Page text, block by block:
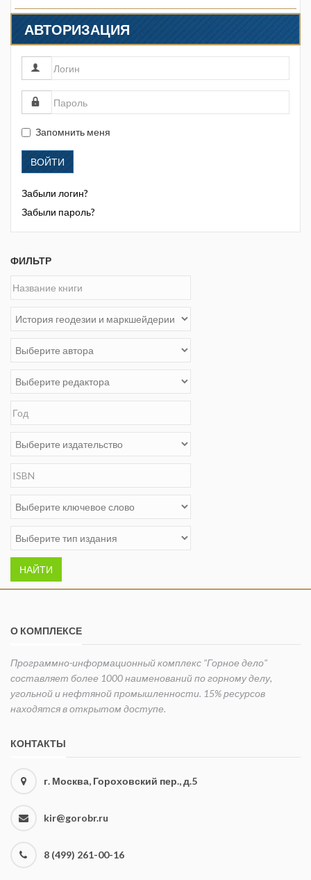
АВТОРИЗАЦИЯ
Запомнить меня
ВОЙТИ
Забыли логин?
Забыли пароль?
ФИЛЬТР
НАЙТИ
О КОМПЛЕКСЕ
Программно-информационный комплекс "Горное дело"
составляет более 1000 наименований по горному делу,
угольной и нефтяной промышленности. 15% ресурсов
находятся в открытом доступе.
КОНТАКТЫ
г. Москва, Гороховский пер., д.5
kir@gorobr.ru
8 (499) 261-00-16